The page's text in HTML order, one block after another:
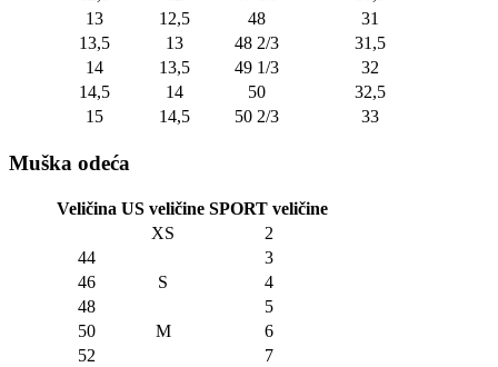
13
12,5 48
31
13,5
13 48 2/3
31,5
14
13,5 49 1/3
32
14,5
14 50
32,5
15
14,5 50 2/3 33
Muška odeća
Veličina US veličine SPORT veličine
XS
2
44
3
46
S
4
48
5
50
M
6
52
7